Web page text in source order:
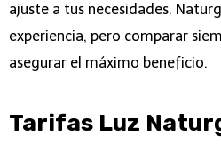
ajuste a tus necesidades.
experiencia, pero comparar
asegurar el máximo beneficio.
Tarifas Luz